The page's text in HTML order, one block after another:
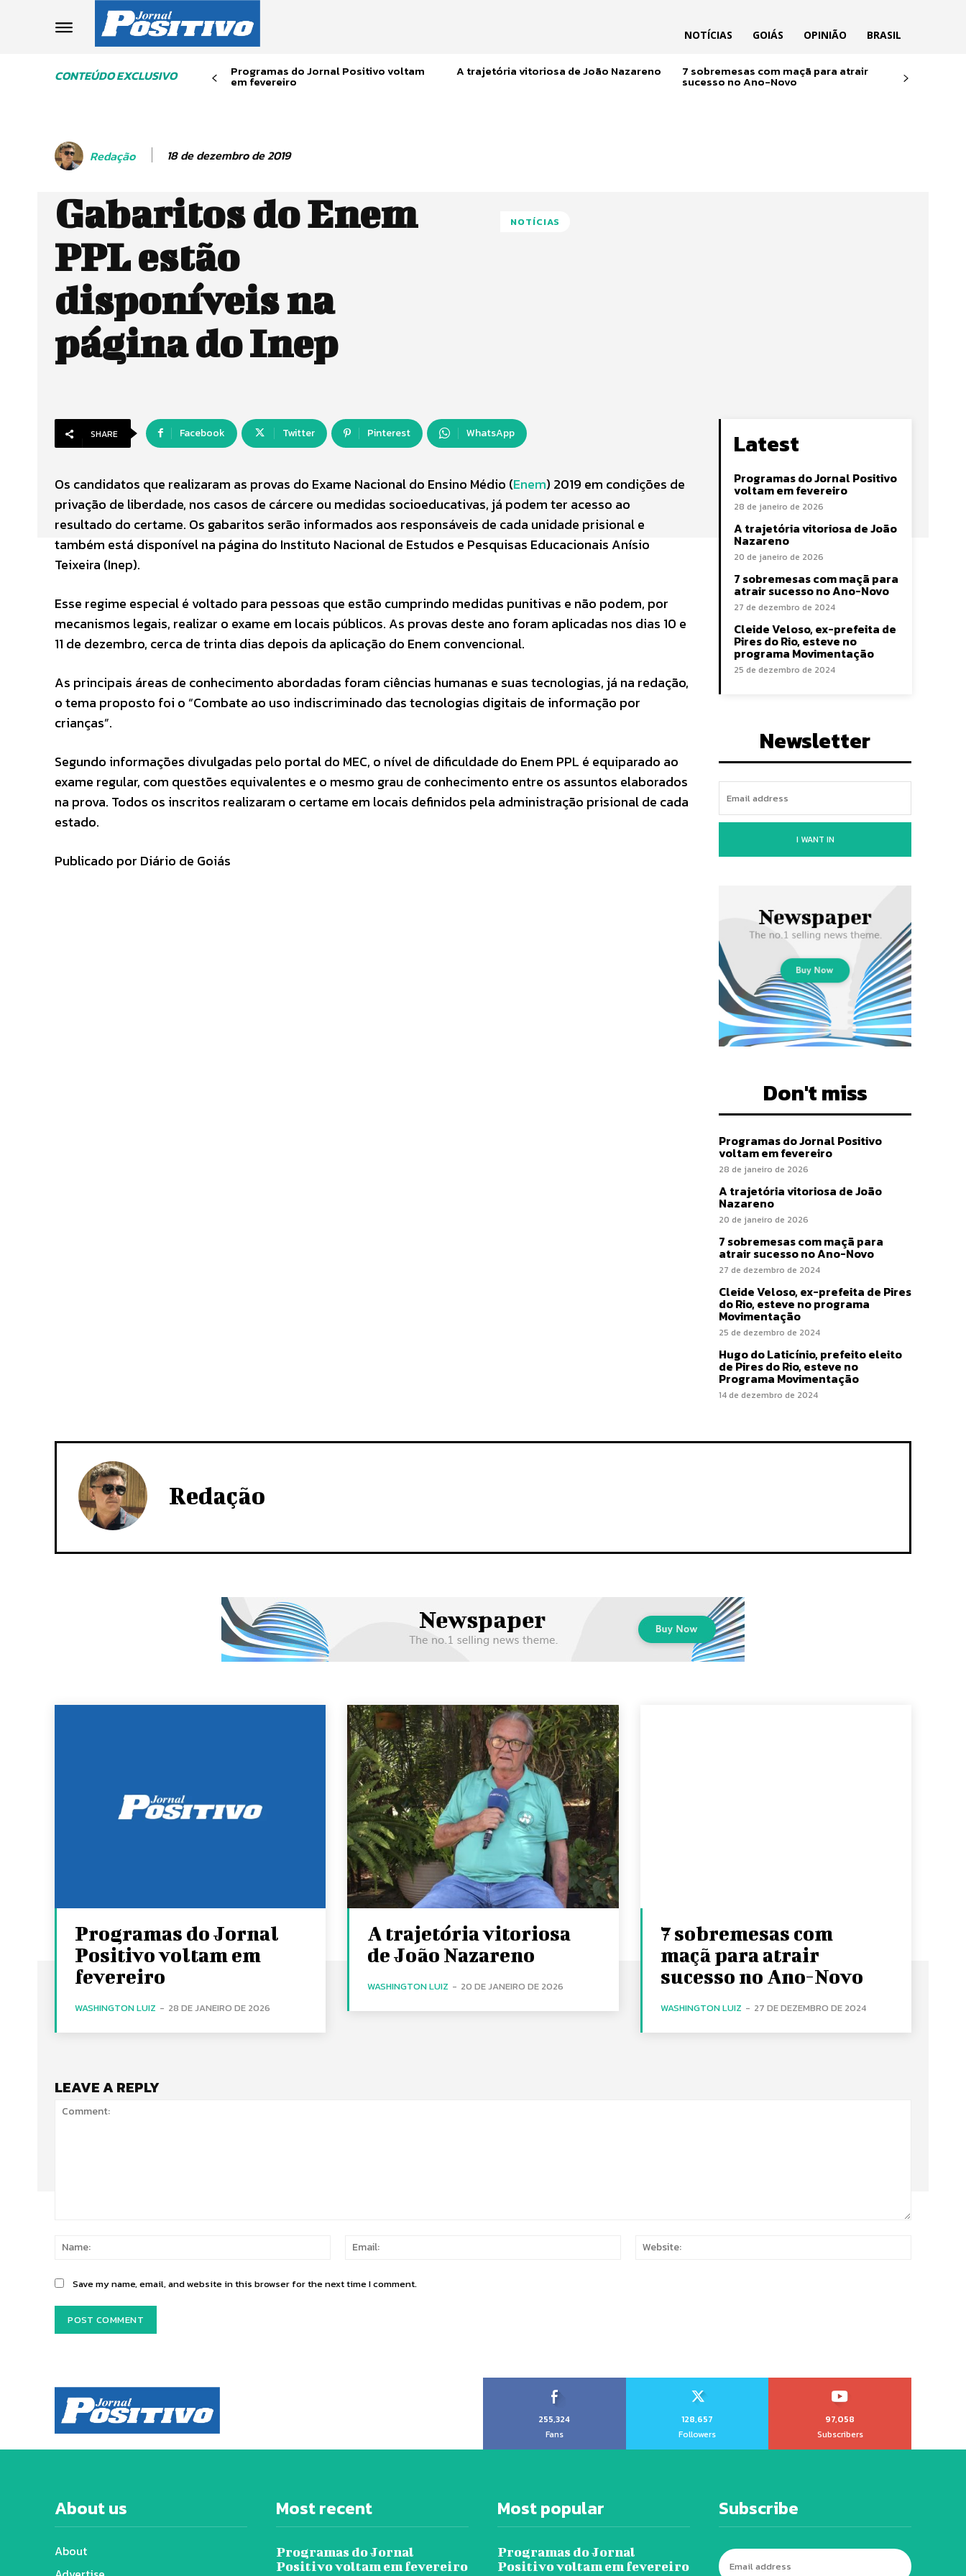
NOTÍCIAS GOIÁS OPINIÃO BRASIL
CONTEÚDO EXCLUSIVO Programas do Jornal Positivo voltam
em fevereiro
A trajetória vitoriosa de João Nazareno 7 sobremesas com maçã para atrair
sucesso no Ano-Novo
Redação 18 de dezembro de 2019
Gabaritos do Enem
PPL estão
disponíveis na
página do Inep
NOTÍCIAS
SHARE Facebook Twitter Pinterest WhatsApp
Os candidatos que realizaram as provas do Exame Nacional do Ensino Médio (Enem) 2019 em condições de
privação de liberdade, nos casos de cárcere ou medidas socioeducativas, já podem ter acesso ao
resultado do certame. Os gabaritos serão informados aos responsáveis de cada unidade prisional e
também está disponível na página do Instituto Nacional de Estudos e Pesquisas Educacionais Anísio
Teixeira (Inep).
Esse regime especial é voltado para pessoas que estão cumprindo medidas punitivas e não podem, por
mecanismos legais, realizar o exame em locais públicos. As provas deste ano foram aplicadas nos dias 10 e
11 de dezembro, cerca de trinta dias depois da aplicação do Enem convencional.
As principais áreas de conhecimento abordadas foram ciências humanas e suas tecnologias, já na redação,
o tema proposto foi o “Combate ao uso indiscriminado das tecnologias digitais de informação por
crianças”.
Segundo informações divulgadas pelo portal do MEC, o nível de dificuldade do Enem PPL é equiparado ao
exame regular, com questões equivalentes e o mesmo grau de conhecimento entre os assuntos elaborados
na prova. Todos os inscritos realizaram o certame em locais definidos pela administração prisional de cada
estado.
Publicado por Diário de Goiás
Latest
Programas do Jornal Positivo
voltam em fevereiro
28 de janeiro de 2026
A trajetória vitoriosa de João
Nazareno
20 de janeiro de 2026
7 sobremesas com maçã para
atrair sucesso no Ano-Novo
27 de dezembro de 2024
Cleide Veloso, ex-prefeita de
Pires do Rio, esteve no
programa Movimentação
25 de dezembro de 2024
Newsletter
I WANT IN
Don't miss
Programas do Jornal Positivo
voltam em fevereiro
28 de janeiro de 2026
A trajetória vitoriosa de João
Nazareno
20 de janeiro de 2026
7 sobremesas com maçã para
atrair sucesso no Ano-Novo
27 de dezembro de 2024
Cleide Veloso, ex-prefeita de Pires
do Rio, esteve no programa
Movimentação
25 de dezembro de 2024
Hugo do Laticínio, prefeito eleito
de Pires do Rio, esteve no
Programa Movimentação
14 de dezembro de 2024
Redação
Programas do Jornal
Positivo voltam em
fevereiro
WASHINGTON LUIZ - 28 DE JANEIRO DE 2026
A trajetória vitoriosa
de João Nazareno
WASHINGTON LUIZ - 20 DE JANEIRO DE 2026
7 sobremesas com
maçã para atrair
sucesso no Ano-Novo
WASHINGTON LUIZ - 27 DE DEZEMBRO DE 2024
LEAVE A REPLY
Name:
Email:
Save my name, email, and website in this browser for the next time I comment.
255,324
Fans
128,657
Followers
97,058
Subscribers
About us
About
Most recent
Programas do Jornal
Positivo voltam em fevereiro
Most popular
Programas do Jornal
Positivo voltam em fevereiro
Subscribe